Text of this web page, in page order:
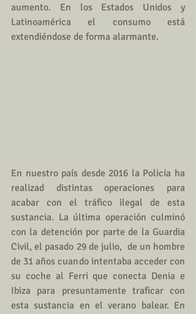
aumento. En los Estados Unidos y
Latinoamérica el consumo está
extendiéndose de forma alarmante.
En nuestro país desde 2016 la Policía ha
realizad distintas operaciones para
acabar con el tráfico ilegal de esta
sustancia. La última operación culminó
con la detención por parte de la Guardia
Civil, el pasado 29 de julio,  de un hombre
de 31 años cuando intentaba acceder con
su coche al Ferri que conecta Denia e
Ibiza para presuntamente traficar con
esta sustancia en el verano balear. En